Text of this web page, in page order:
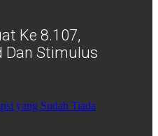
Ke 8.107,
Dan Stimulus